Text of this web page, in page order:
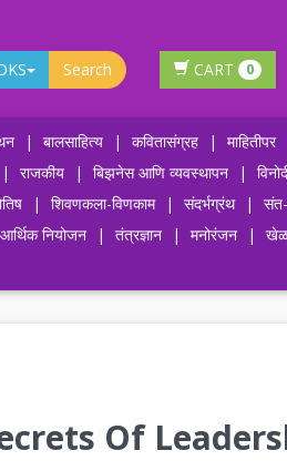
Search CART 0
| बालसाहित्य | कवितासंग्रह | माहितीपर
| राजकीय | बिझनेस आणि व्यवस्थापन |
| शिवणकला-विणकाम | संदर्भग्रंथ | संत-
नियोजन | तंत्रज्ञान | मनोरंजन | खेळ
Of